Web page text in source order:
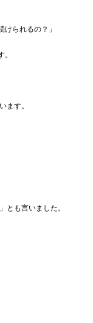
られるの？」
ます。
とも言いました。